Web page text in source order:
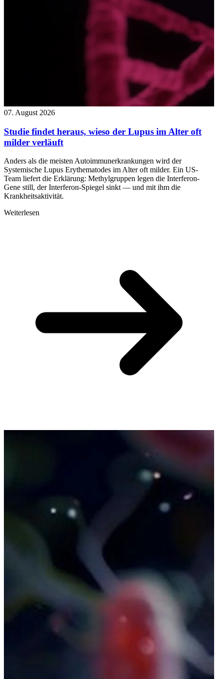
07. August 2026
Studie findet heraus, wieso der Lupus im Alter oft
milder verläuft
Anders als die meisten Autoimmunerkrankungen wird der
Systemische Lupus Erythematodes im Alter oft milder. Ein US-
Team liefert die Erklärung: Methylgruppen legen die Interferon-
Gene still, der Interferon-Spiegel sinkt — und mit ihm die
Krankheitsaktivität.
Weiterlesen